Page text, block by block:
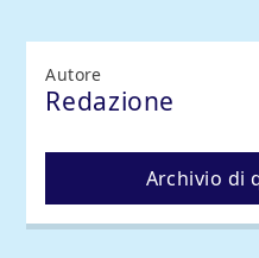
Autore
Redazione
Archivio di